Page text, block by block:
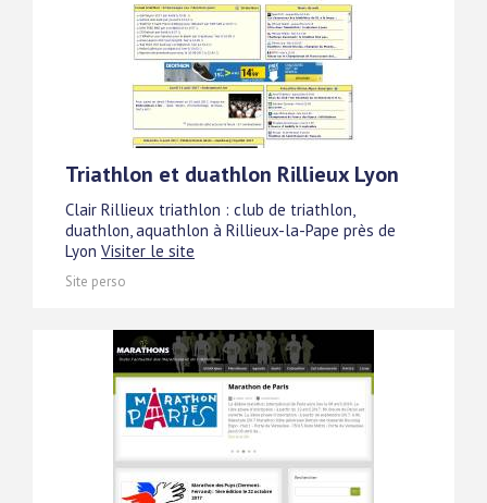
Triathlon et duathlon Rillieux Lyon
Clair Rillieux triathlon : club de triathlon,
duathlon, aquathlon à Rillieux-la-Pape près de
Lyon Visiter le site
Site perso